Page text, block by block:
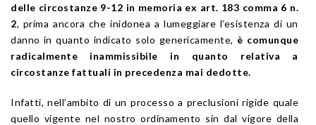
delle circostanze 9-12 in memoria ex art. 183 comma 6 n.
2, prima ancora che inidonea a lumeggiare l’esistenza di un
danno in quanto indicato solo genericamente, è comunque
radicalmente inammissibile in quanto relativa a
circostanze fattuali in precedenza mai dedotte.
Infatti, nell’ambito di un processo a preclusioni rigide quale
quello vigente nel nostro ordinamento sin dal vigore della